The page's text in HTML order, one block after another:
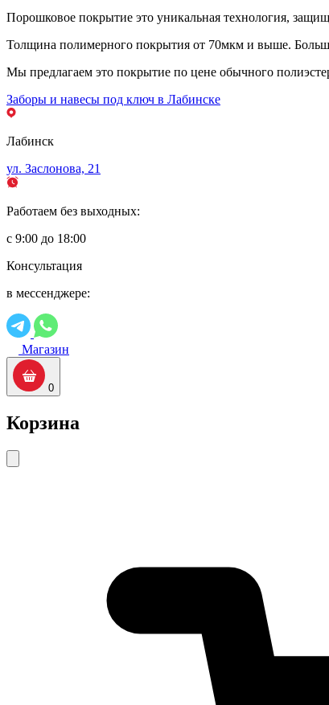
Порошковое покрытие это уникальная технология,
Толщина полимерного покрытия от 70мкм и выше.
Мы предлагаем это покрытие по цене обычного
Заборы и навесы под ключ в Лабинске
Лабинск
ул. Заслонова, 21
Работаем без выходных:
с 9:00 до 18:00
Консультация
в мессенджере:
Магазин
0
Корзина